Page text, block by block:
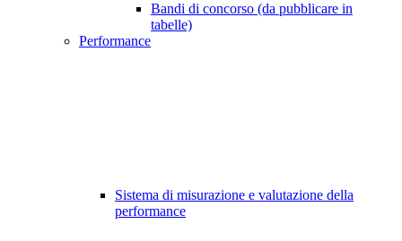
Bandi di concorso (da pubblicare in
tabelle)
Performance
Sistema di misurazione e valutazione della
performance